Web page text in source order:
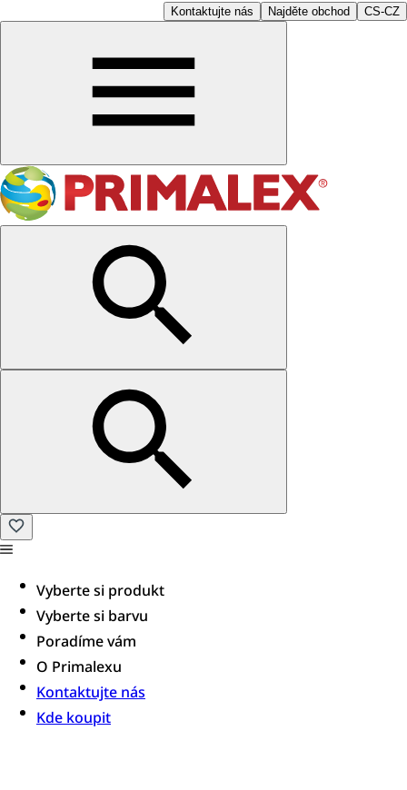
Kontaktujte nás Najděte obchod CS-CZ
Vyberte si produkt
Vyberte si barvu
Poradíme vám​
O Primalexu
Kontaktujte nás
Kde koupit